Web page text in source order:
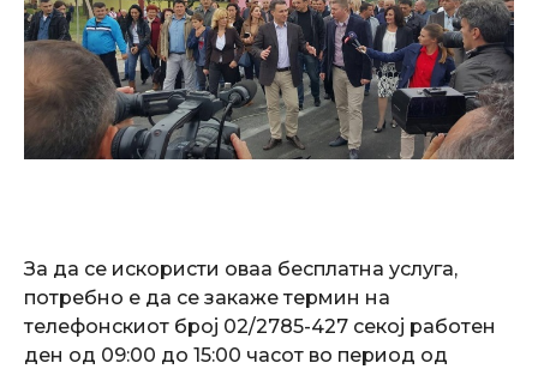
За да се искористи оваа бесплатна услуга,
потребно е да се закаже термин на
телефонскиот број 02/2785-427 секој работен
ден од 09:00 до 15:00 часот во период од